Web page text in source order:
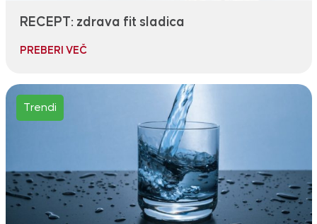
RECEPT: zdrava fit sladica
PREBERI VEČ
Trendi